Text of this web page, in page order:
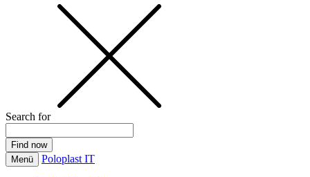
Search for
Menü Poloplast IT